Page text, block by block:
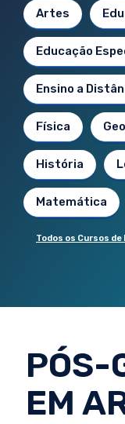
Artes
Educação
Ensino a
Física
História
Matemática
Todos os Cursos de
PÓS-
EM